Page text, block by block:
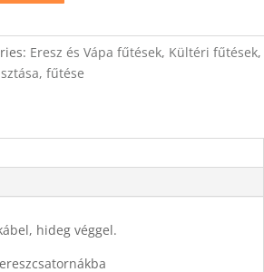
Eresz és Vápa fűtések, Kültéri fűtések,
fűtése
hideg véggel.